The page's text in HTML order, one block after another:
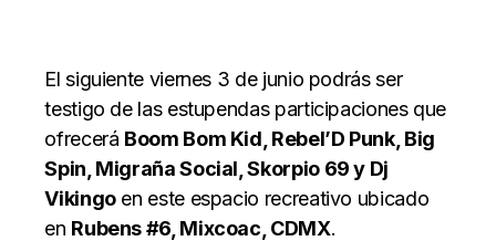
El siguiente viernes 3 de junio podrás ser
testigo de las estupendas participaciones que
ofrecerá Boom Bom Kid, Rebel’D Punk, Big
Spin, Migraña Social, Skorpio 69 y Dj
Vikingoen este espacio recreativo ubicado
en Rubens #6, Mixcoac, CDMX.